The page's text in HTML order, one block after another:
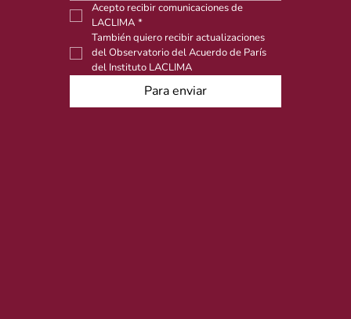
Acepto recibir comunicaciones de
LACLIMA *
También quiero recibir actualizaciones
del Observatorio del Acuerdo de París
del Instituto LACLIMA
Para enviar